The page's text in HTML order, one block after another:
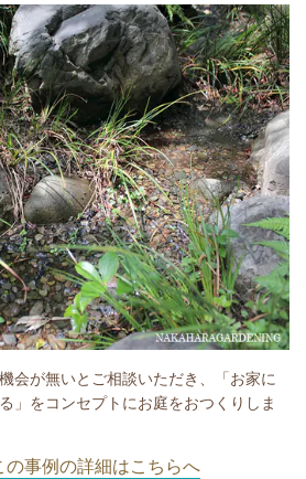
会が無いとご相談いただき、「お家に
」をコンセプトにお庭をおつくりしま
事例の詳細はこちらへ